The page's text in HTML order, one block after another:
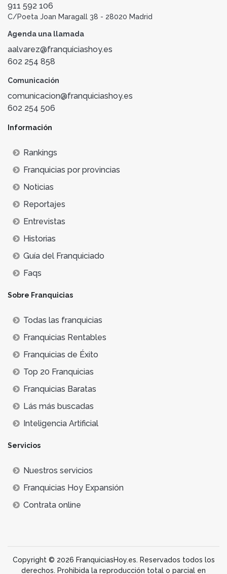
911 592 106
C/Poeta Joan Maragall 38 - 28020 Madrid
Agenda una llamada
aalvarez@franquiciashoy.es
602 254 858
Comunicación
comunicacion@franquiciashoy.es
602 254 506
Información
Rankings
Franquicias por provincias
Noticias
Reportajes
Entrevistas
Historias
Guía del Franquiciado
Faqs
Sobre Franquicias
Todas las franquicias
Franquicias Rentables
Franquicias de Éxito
Top 20 Franquicias
Franquicias Baratas
Lás más buscadas
Inteligencia Artificial
Servicios
Nuestros servicios
Franquicias Hoy Expansión
Contrata online
Copyright © 2026 FranquiciasHoy.es. Reservados todos los
derechos. Prohibida la reproducción total o parcial en